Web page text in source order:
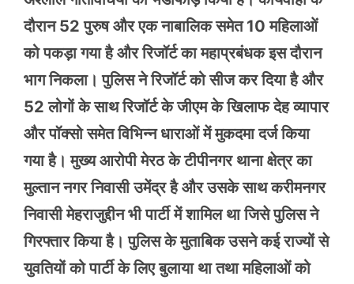
दौरान 52 पुरुष और एक नाबालिक समेत 10 महिलाओं
को पकड़ा गया है और रिजॉर्ट का महाप्रबंधक इस दौरान
भाग निकला। पुलिस ने रिजॉर्ट को सीज कर दिया है और
52 लोगों के साथ रिजॉर्ट के जीएम के खिलाफ देह व्यापार
और पॉक्सो समेत विभिन्न धाराओं में मुकदमा दर्ज किया
गया है। मुख्य आरोपी मेरठ के टीपीनगर थाना क्षेत्र का
मुल्तान नगर निवासी उमेंद्र है और उसके साथ करीमनगर
निवासी मेहराजुद्दीन भी पार्टी में शामिल था जिसे पुलिस ने
गिरफ्तार किया है। पुलिस के मुताबिक उसने कई राज्यों से
युवतियों को पार्टी के लिए बुलाया था तथा महिलाओं को